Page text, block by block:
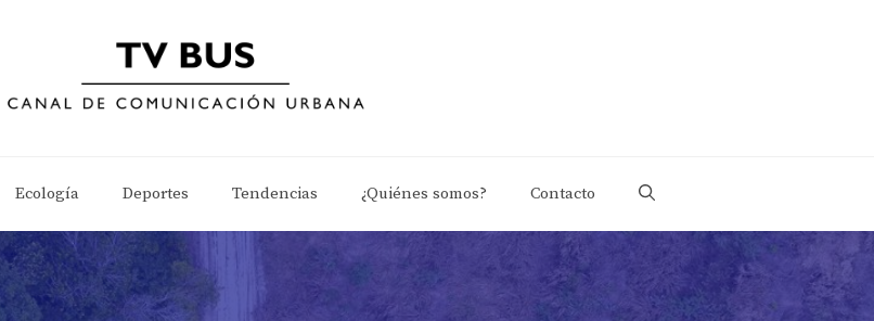
Ecología Deportes Tendencias ¿Quiénes somos? Contacto